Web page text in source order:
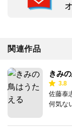
関連作品
きみ
3.8
佐藤泰
何気な